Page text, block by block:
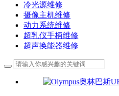
冷光源维修
摄像主机维修
动力系统维修
超乳仪手柄维修
超声换能器维修